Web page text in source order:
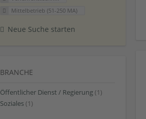
Mittelbetrieb (51-250 MA)
Neue Suche starten
BRANCHE
Öffentlicher Dienst / Regierung (1)
Soziales (1)